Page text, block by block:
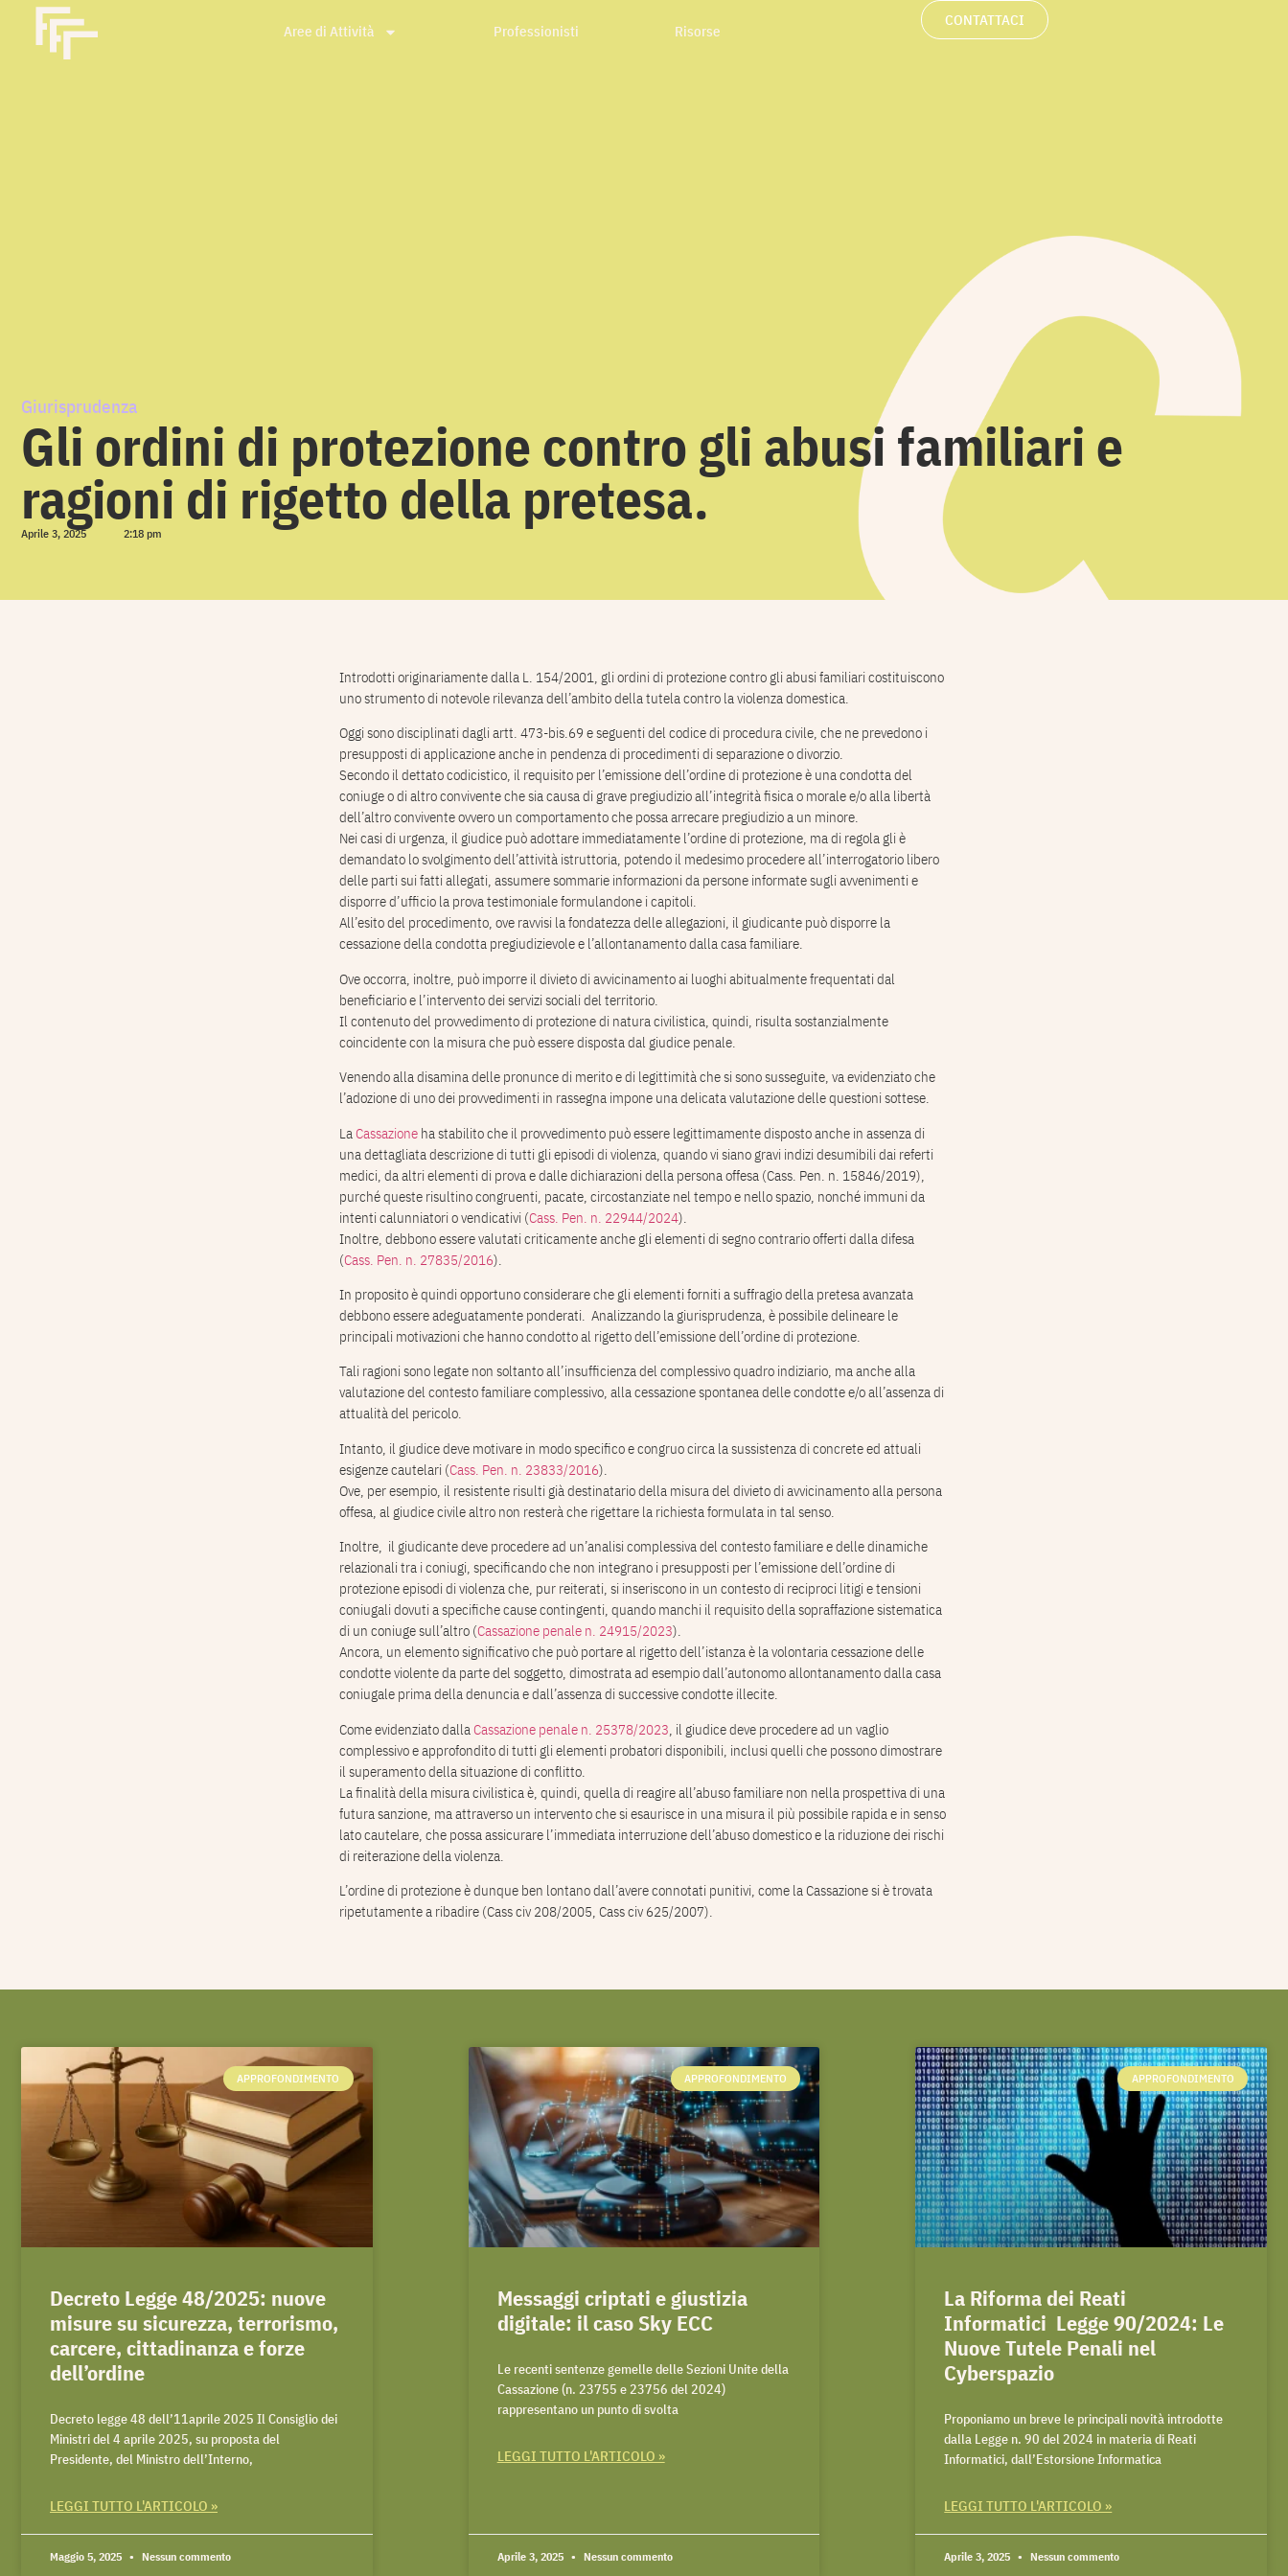
Aree di Attività Professionisti Risorse
CONTATTACI
Giurisprudenza
Gli ordini di protezione contro gli abusi familiari e
ragioni di rigetto della pretesa.
Aprile 3, 2025 2:18 pm
Introdotti originariamente dalla L. 154/2001, gli ordini di protezione contro gli abusi familiari costituiscono
uno strumento di notevole rilevanza dell’ambito della tutela contro la violenza domestica.
Oggi sono disciplinati dagli artt. 473-bis.69 e seguenti del codice di procedura civile, che ne prevedono i
presupposti di applicazione anche in pendenza di procedimenti di separazione o divorzio.
Secondo il dettato codicistico, il requisito per l’emissione dell’ordine di protezione è una condotta del
coniuge o di altro convivente che sia causa di grave pregiudizio all’integrità fisica o morale e/o alla libertà
dell’altro convivente ovvero un comportamento che possa arrecare pregiudizio a un minore.
Nei casi di urgenza, il giudice può adottare immediatamente l’ordine di protezione, ma di regola gli è
demandato lo svolgimento dell’attività istruttoria, potendo il medesimo procedere all’interrogatorio libero
delle parti sui fatti allegati, assumere sommarie informazioni da persone informate sugli avvenimenti e
disporre d’ufficio la prova testimoniale formulandone i capitoli.
All’esito del procedimento, ove ravvisi la fondatezza delle allegazioni, il giudicante può disporre la
cessazione della condotta pregiudizievole e l’allontanamento dalla casa familiare.
Ove occorra, inoltre, può imporre il divieto di avvicinamento ai luoghi abitualmente frequentati dal
beneficiario e l’intervento dei servizi sociali del territorio.
Il contenuto del provvedimento di protezione di natura civilistica, quindi, risulta sostanzialmente
coincidente con la misura che può essere disposta dal giudice penale.
Venendo alla disamina delle pronunce di merito e di legittimità che si sono susseguite, va evidenziato che
l’adozione di uno dei provvedimenti in rassegna impone una delicata valutazione delle questioni sottese.
La Cassazioneha stabilito che il provvedimento può essere legittimamente disposto anche in assenza di
una dettagliata descrizione di tutti gli episodi di violenza, quando vi siano gravi indizi desumibili dai referti
medici, da altri elementi di prova e dalle dichiarazioni della persona offesa (Cass. Pen. n. 15846/2019),
purché queste risultino congruenti, pacate, circostanziate nel tempo e nello spazio, nonché immuni da
intenti calunniatori o vendicativi (Cass. Pen. n. 22944/2024).
Inoltre, debbono essere valutati criticamente anche gli elementi di segno contrario offerti dalla difesa
(Cass. Pen. n. 27835/2016).
In proposito è quindi opportuno considerare che gli elementi forniti a suffragio della pretesa avanzata
debbono essere adeguatamente ponderati. Analizzando la giurisprudenza, è possibile delineare le
principali motivazioni che hanno condotto al rigetto dell’emissione dell’ordine di protezione.
Tali ragioni sono legate non soltanto all’insufficienza del complessivo quadro indiziario, ma anche alla
valutazione del contesto familiare complessivo, alla cessazione spontanea delle condotte e/o all’assenza di
attualità del pericolo.
Intanto, il giudice deve motivare in modo specifico e congruo circa la sussistenza di concrete ed attuali
esigenze cautelari (Cass. Pen. n. 23833/2016).
Ove, per esempio, il resistente risulti già destinatario della misura del divieto di avvicinamento alla persona
offesa, al giudice civile altro non resterà che rigettare la richiesta formulata in tal senso.
Inoltre, il giudicante deve procedere ad un’analisi complessiva del contesto familiare e delle dinamiche
relazionali tra i coniugi, specificando che non integrano i presupposti per l’emissione dell’ordine di
protezione episodi di violenza che, pur reiterati, si inseriscono in un contesto di reciproci litigi e tensioni
coniugali dovuti a specifiche cause contingenti, quando manchi il requisito della sopraffazione sistematica
di un coniuge sull’altro (Cassazione penale n. 24915/2023).
Ancora, un elemento significativo che può portare al rigetto dell’istanza è la volontaria cessazione delle
condotte violente da parte del soggetto, dimostrata ad esempio dall’autonomo allontanamento dalla casa
coniugale prima della denuncia e dall’assenza di successive condotte illecite.
Come evidenziato dalla Cassazione penale n. 25378/2023 , il giudice deve procedere ad un vaglio
complessivo e approfondito di tutti gli elementi probatori disponibili, inclusi quelli che possono dimostrare
il superamento della situazione di conflitto.
La finalità della misura civilistica è, quindi, quella di reagire all’abuso familiare non nella prospettiva di una
futura sanzione, ma attraverso un intervento che si esaurisce in una misura il più possibile rapida e in senso
lato cautelare, che possa assicurare l’immediata interruzione dell’abuso domestico e la riduzione dei rischi
di reiterazione della violenza.
L’ordine di protezione è dunque ben lontano dall’avere connotati punitivi, come la Cassazione si è trovata
ripetutamente a ribadire (Cass civ 208/2005, Cass civ 625/2007).
APPROFONDIMENTO
Decreto Legge 48/2025: nuove
misure su sicurezza, terrorismo,
carcere, cittadinanza e forze
dell’ordine
Decreto legge 48 dell’11aprile 2025 Il Consiglio dei
Ministri del 4 aprile 2025, su proposta del
Presidente, del Ministro dell’Interno,
LEGGI TUTTO L'ARTICOLO »
Maggio 5, 2025 Nessun commento
APPROFONDIMENTO
Messaggi criptati e giustizia
digitale: il caso Sky ECC
Le recenti sentenze gemelle delle Sezioni Unite della
Cassazione (n. 23755 e 23756 del 2024)
rappresentano un punto di svolta
LEGGI TUTTO L'ARTICOLO »
Aprile 3, 2025 Nessun commento
APPROFONDIMENTO
La Riforma dei Reati
Informatici Legge 90/2024: Le
Nuove Tutele Penali nel
Cyberspazio
Proponiamo un breve le principali novità introdotte
dalla Legge n. 90 del 2024 in materia di Reati
Informatici, dall’Estorsione Informatica
LEGGI TUTTO L'ARTICOLO »
Aprile 3, 2025 Nessun commento